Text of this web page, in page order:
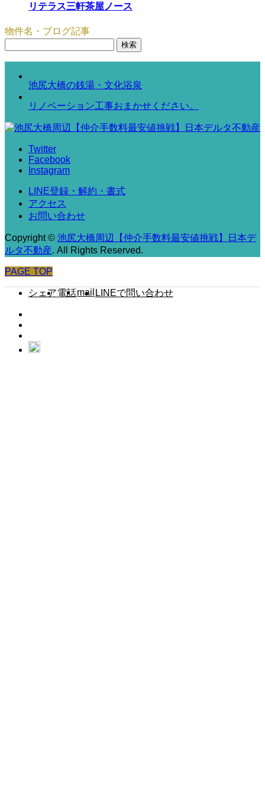
リテラス三軒茶屋ノース
物件名・ブログ記事
池尻大橋の銭湯・文化浴泉
リノベーション工事おまかせください。
Twitter
Facebook
Instagram
LINE登録・解約・書式
アクセス
お問い合わせ
Copyright© 池尻大橋周辺【仲介手数料最安値挑戦】日本デ
ルタ不動産. All Rights Reserved.
PAGE TOP
シェア電話mail LINEで問い合わせ